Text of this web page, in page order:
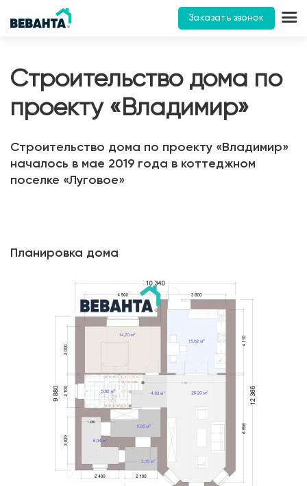
Заказать звонок
Строительство дома по
проекту «Владимир»
Строительство дома по проекту «Владимир»
началось в мае 2019 года в коттеджном
поселке «Луговое»
Планировка дома